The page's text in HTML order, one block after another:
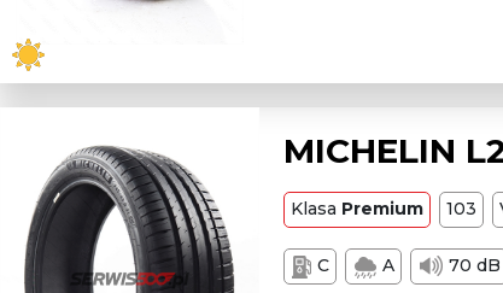
MICHELIN
Klasa Premium 103
C A 70 dB